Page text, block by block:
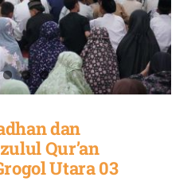
dan
Qur’an
Utara 03